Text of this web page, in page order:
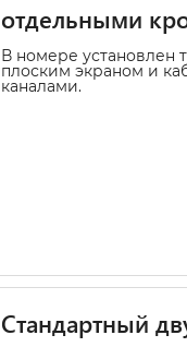
отдельными
В номере установлен
плоским экраном и
каналами.
Стандартный